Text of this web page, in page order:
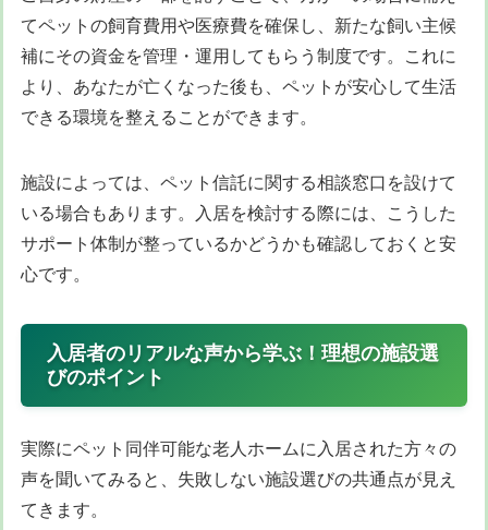
てペットの飼育費用や医療費を確保し、新たな飼い主候
補にその資金を管理・運用してもらう制度です。これに
より、あなたが亡くなった後も、ペットが安心して生活
できる環境を整えることができます。
施設によっては、ペット信託に関する相談窓口を設けて
いる場合もあります。入居を検討する際には、こうした
サポート体制が整っているかどうかも確認しておくと安
心です。
入居者のリアルな声から学ぶ！理想の施設選
びのポイント
実際にペット同伴可能な老人ホームに入居された方々の
声を聞いてみると、失敗しない施設選びの共通点が見え
てきます。